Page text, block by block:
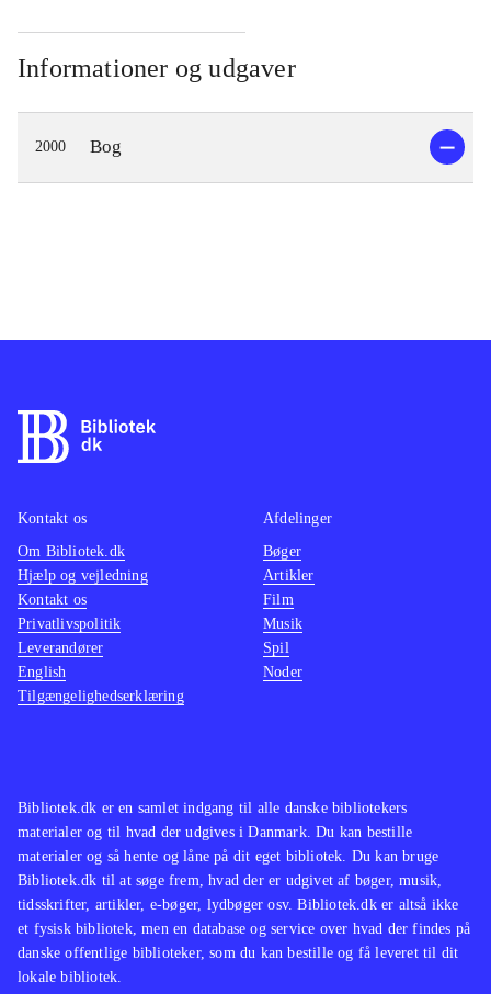
Informationer og udgaver
2000 Bog
Bibliotek.dk er en samlet indgang til alle danske bibliotekers
materialer og til hvad der udgives i Danmark. Du kan bestille
materialer og så hente og låne på dit eget bibliotek. Du kan bruge
Bibliotek.dk til at søge frem, hvad der er udgivet af bøger, musik,
tidsskrifter, artikler, e-bøger, lydbøger osv. Bibliotek.dk er altså ikke
et fysisk bibliotek, men en database og service over hvad der findes på
danske offentlige biblioteker, som du kan bestille og få leveret til dit
lokale bibliotek.
Kontakt os
Om Bibliotek.dk
Hjælp og vejledning
Kontakt os
Privatlivspolitik
Leverandører
English
Tilgængelighedserklæring
Afdelinger
Bøger
Artikler
Film
Musik
Spil
Noder